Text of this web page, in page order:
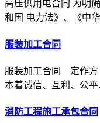
高压供用电合同 为明
和国 电力法》、《中
服装加工合同
服装加工合同 定作
本着诚信、互利、公
消防工程施工承包合同